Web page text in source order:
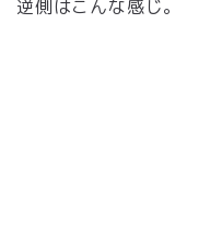
逆側はこんな感じ。